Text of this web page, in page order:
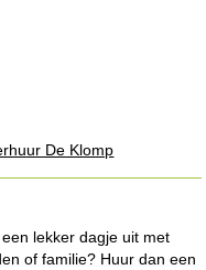
De Klomp
lekker dagje uit met
of familie? Huur dan een